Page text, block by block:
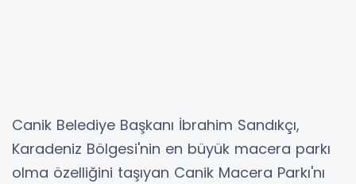
Canik Belediye Başkanı İbrahim Sandıkçı,
Karadeniz Bölgesi'nin en büyük macera parkı
olma özelliğini taşıyan Canik Macera Parkı'nı